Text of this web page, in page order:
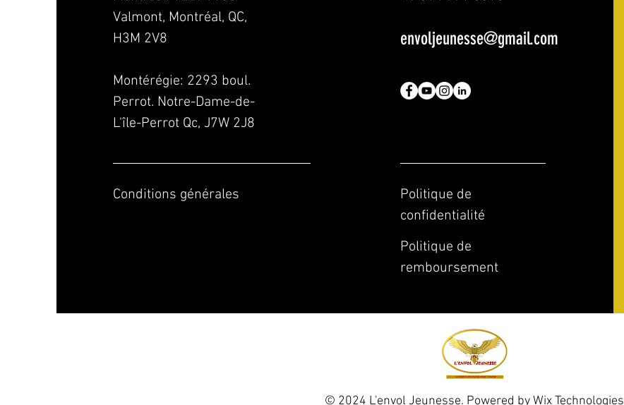
Valmont, Montréal, QC,
H3M 2V8
Montérégie: 2293 boul.
Perrot. Notre-Dame-de-
L'île-Perrot Qc, J7W 2J8
Conditions générales
envoljeunesse@gmail.com
Politique de
confidentialité
Politique de
remboursement
© 2024 L'envol Jeunesse. Powered byWix Technologies